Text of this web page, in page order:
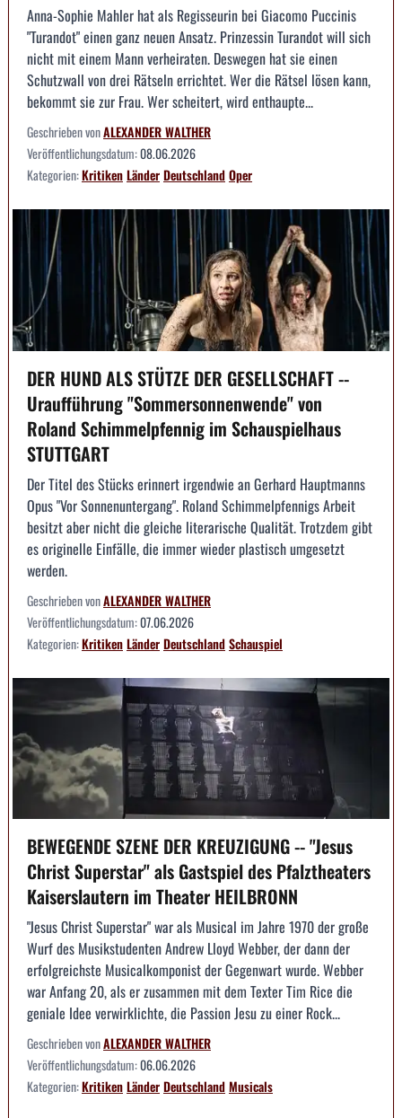
Anna-Sophie Mahler hat als Regisseurin bei Giacomo Puccinis
"Turandot" einen ganz neuen Ansatz. Prinzessin Turandot will sich
nicht mit einem Mann verheiraten. Deswegen hat sie einen
Schutzwall von drei Rätseln errichtet. Wer die Rätsel lösen kann,
bekommt sie zur Frau. Wer scheitert, wird enthaupte...
Geschrieben vonALEXANDER WALTHER
Veröffentlichungsdatum:08.06.2026
Kategorien:KritikenLänderDeutschlandOper
DER HUND ALS STÜTZE DER GESELLSCHAFT --
Uraufführung "Sommersonnenwende" von
Roland Schimmelpfennig im Schauspielhaus
STUTTGART
Der Titel des Stücks erinnert irgendwie an Gerhard Hauptmanns
Opus "Vor Sonnenuntergang". Roland Schimmelpfennigs Arbeit
besitzt aber nicht die gleiche literarische Qualität. Trotzdem gibt
es originelle Einfälle, die immer wieder plastisch umgesetzt
werden.
Geschrieben vonALEXANDER WALTHER
Veröffentlichungsdatum:07.06.2026
Kategorien:KritikenLänderDeutschlandSchauspiel
BEWEGENDE SZENE DER KREUZIGUNG -- "Jesus
Christ Superstar" als Gastspiel des Pfalztheaters
Kaiserslautern im Theater HEILBRONN
"Jesus Christ Superstar" war als Musical im Jahre 1970 der große
Wurf des Musikstudenten Andrew Lloyd Webber, der dann der
erfolgreichste Musicalkomponist der Gegenwart wurde. Webber
war Anfang 20, als er zusammen mit dem Texter Tim Rice die
geniale Idee verwirklichte, die Passion Jesu zu einer Rock...
Geschrieben vonALEXANDER WALTHER
Veröffentlichungsdatum:06.06.2026
Kategorien:KritikenLänderDeutschlandMusicals